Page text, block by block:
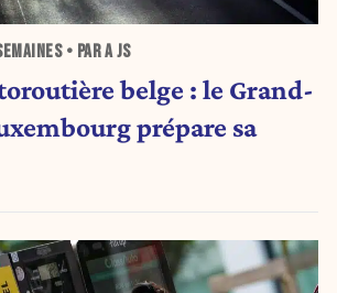
• PAR A JS
belge : le Grand-
prépare sa